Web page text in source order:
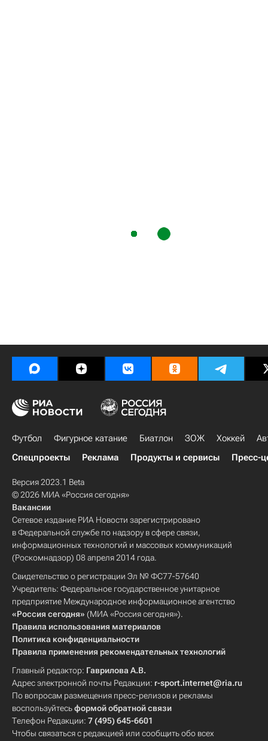
Футбол Фигурное катание Биатлон ЗОЖ Хоккей
Спецпроекты
Реклама Продукты и сервисы Пресс-
Версия 2023.1 Beta
© 2026 МИА «Россия сегодня»
Вакансии
Сетевое издание РИА Новости зарегистрировано
в Федеральной службе по надзору в сфере связи,
информационных технологий и массовых коммуникаций
(Роскомнадзор) 08 апреля 2014 года.
Свидетельство о регистрации Эл № ФС77-57640
Учредитель: Федеральное государственное унитарное
предприятие Международное информационное агентство
«Россия сегодня» (МИА «Россия сегодня»).
Правила использования материалов
Политика конфиденциальности
Правила применения рекомендательных технологий
Главный редактор: Гаврилова А.В.
Адрес электронной почты Редакции: r-sport.internet@ria.ru
По вопросам размещения пресс-релизов и рекламы
воспользуйтесьформой обратной связи
Телефон Редакции: 7 (495) 645-6601
Чтобы связаться с редакцией или сообщить обо всех